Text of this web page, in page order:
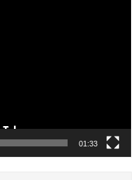
01:33